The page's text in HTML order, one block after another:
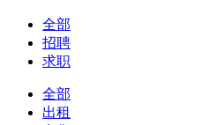
全部
招聘
求职
全部
出租